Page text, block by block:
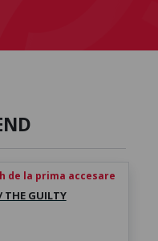
de la prima accesare
THE GUILTY